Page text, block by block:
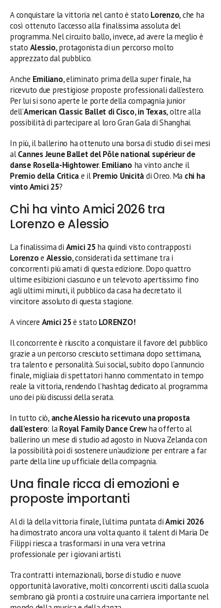
A conquistare la vittoria nel canto è stato Lorenzo, che ha
così ottenuto l’accesso alla finalissima assoluta del
programma. Nel circuito ballo, invece, ad avere la meglio è
stato Alessio, protagonista di un percorso molto
apprezzato dal pubblico.
Anche Emiliano, eliminato prima della super finale, ha
ricevuto due prestigiose proposte professionali dall’estero.
Per lui si sono aperte le porte della compagnia junior
dell’American Classic Ballet di Cisco, in Texas, oltre alla
possibilità di partecipare al loro Gran Gala di Shanghai.
In più, il ballerino ha ottenuto una borsa di studio di sei mesi
alCannes Jeune Ballet del Pôle national supérieur de
danse Rosella-Hightower. Emiliano ha vinto anche il
Premio della Criticae il Premio Unicitàdi Oreo. Ma chi ha
vinto Amici 25?
Chi ha vinto Amici 2026 tra
Lorenzo e Alessio
La finalissima di Amici 25 ha quindi visto contrapposti
Lorenzoe Alessio, considerati da settimane tra i
concorrenti più amati di questa edizione. Dopo quattro
ultime esibizioni ciascuno e un televoto apertissimo fino
agli ultimi minuti, il pubblico da casa ha decretato il
vincitore assoluto di questa stagione.
A vincere Amici 25è stato LORENZO!
Il concorrente è riuscito a conquistare il favore del pubblico
grazie a un percorso cresciuto settimana dopo settimana,
tra talento e personalità. Sui social, subito dopo l’annuncio
finale, migliaia di spettatori hanno commentato in tempo
reale la vittoria, rendendo l’hashtag dedicato al programma
uno dei più discussi della serata.
In tutto ciò, anche Alessio ha ricevuto una proposta
dall’estero: laRoyal Family Dance Crewha offerto al
ballerino un mese di studio ad agosto in Nuova Zelanda con
la possibilità poi di sostenere un’audizione per entrare a far
parte della line up ufficiale della compagnia.
Una finale ricca di emozioni e
proposte importanti
Al di là della vittoria finale, l’ultima puntata diAmici 2026
ha dimostrato ancora una volta quanto il talent di Maria De
Filippi riesca a trasformarsi in una vera vetrina
professionale per i giovani artisti.
Tra contratti internazionali, borse di studio e nuove
opportunità lavorative, molti concorrenti usciti dalla scuola
sembrano già pronti a costruire una carriera importante nel